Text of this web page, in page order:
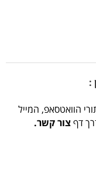
:
הוואטסאפ, המייל
דףצור קשר.